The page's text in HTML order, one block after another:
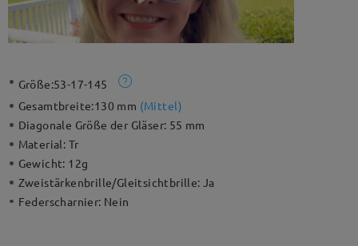
Größe:53-17-145
Gesamtbreite:130 mm (Mittel)
Diagonale Größe der Gläser: 55 mm
Material: Tr
Gewicht: 12g
Zweistärkenbrille/Gleitsichtbrille:Ja
Federscharnier: Nein